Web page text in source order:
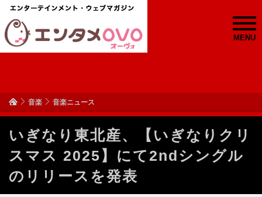
MENU
音楽 音楽ニュース
いぎなり東北産、【いぎなりクリ
スマス 2025】にて2ndシングル
のリリースを発表